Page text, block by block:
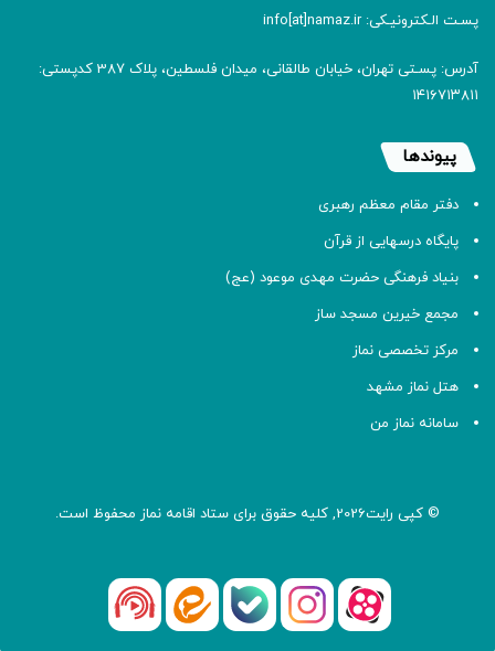
پسـت الـکترونیـکی: info[at]namaz.ir
آدرس: پسـتی تهران، خیابان طالقانی، میدان فلسطین، پلاک 387 کدپستی:
۱۴۱۶۷۱۳۸۱۱
پیوندها
دفتر مقام معظم رهبری
پایگاه درسهایی از قرآن
بنیاد فرهنگی حضرت مهدی موعود (عج)
مجمع خیرین مسجد ساز
مرکز تخصصی نماز
هتل نماز مشهد
سامانه نماز من
© کپی رایت2026, کلیه حقوق برای ستاد اقامه نماز محفوظ است.
آپارات اینستاگرام
بله ایتا